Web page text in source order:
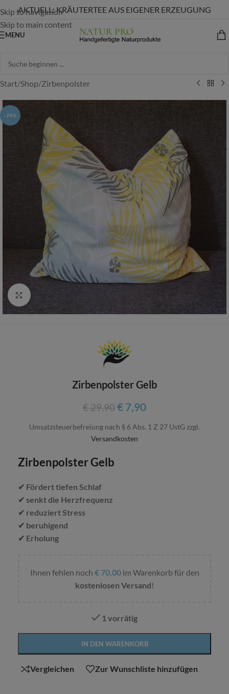
Skip to navigation
Skip to main content
AKTUELL: KRÄUTERTEE AUS EIGENER ERZEUGUNG
MENU
Start/Shop/Zirbenpolster
-74%
Zum vergrößern anklicken
Zirbenpolster Gelb
€29,90€ 7,90
Umsatzsteuerbefreiung nach § 6 Abs. 1 Z 27 UstG zzgl.
Versandkosten
Zirbenpolster Gelb
✔ Fördert tiefen Schlaf
✔ senkt die Herzfrequenz
✔ reduziert Stress
✔ beruhigend
✔ Erholung
Ihnen fehlen noch €70,00im Warenkorb für den
kostenlosen Versand!
1 vorrätig
IN DEN WARENKORB
Alternative:
Vergleichen Zur Wunschliste hinzufügen